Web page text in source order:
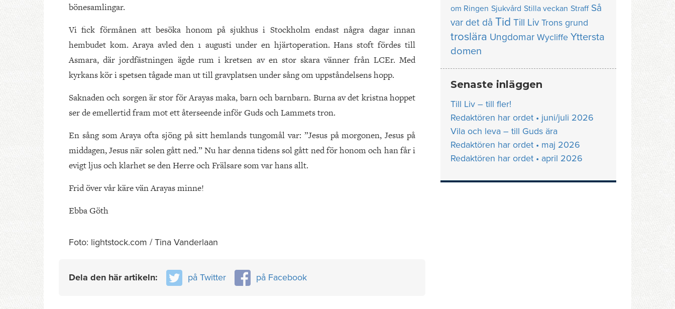
bönesamlingar.
Vi fick förmånen att besöka honom på sjukhus i Stockholm endast några dagar innan
hembudet kom. Araya avled den 1 augusti under en hjärtoperation. Hans stoft fördes till
Asmara, där jordfästningen ägde rum i kretsen av en stor skara vänner från LCEr. Med
kyrkans kör i spetsen tågade man ut till gravplatsen under sång om uppståndelsens hopp.
Saknaden och sorgen är stor för Arayas maka, barn och barnbarn. Burna av det kristna hoppet
ser de emellertid fram mot ett återseende inför Guds och Lammets tron.
En sång som Araya ofta sjöng på sitt hemlands tungomål var: ”Jesus på morgonen, Jesus på
middagen, Jesus när solen gått ned.” Nu har denna tidens sol gått ned för honom och han får i
evigt ljus och klarhet se den Herre och Frälsare som var hans allt.
Frid över vår käre vän Arayas minne!
Ebba Göth
Foto: lightstock.com / Tina Vanderlaan
Dela den här artikeln: på Twitter på Facebook
om Ringen Sjukvård Stilla veckan Straff Så
var det då Tid Till Liv Trons grund
troslära Ungdomar Wycliffe Yttersta
domen
Senaste inläggen
Till Liv – till fler!
Redaktören har ordet • juni/juli 2026
Vila och leva – till Guds ära
Redaktören har ordet • maj 2026
Redaktören har ordet • april 2026